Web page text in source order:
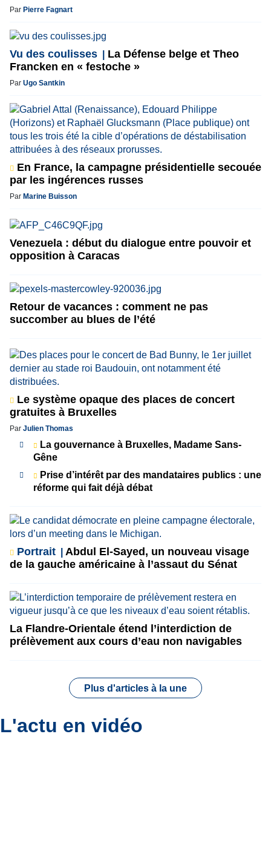
Par Pierre Fagnart
Vu des coulisses
La Défense belge et Theo
Francken en « festoche »
Par Ugo Santkin
En France, la campagne présidentielle secouée
par les ingérences russes
Par Marine Buisson
Venezuela : début du dialogue entre pouvoir et
opposition à Caracas
Retour de vacances : comment ne pas
succomber au blues de l’été
Le système opaque des places de concert
gratuites à Bruxelles
Par Julien Thomas
La gouvernance à Bruxelles, Madame Sans-
Gêne
Prise d’intérêt par des mandataires publics : une
réforme qui fait déjà débat
Portrait
Abdul El-Sayed, un nouveau visage
de la gauche américaine à l’assaut du Sénat
La Flandre-Orientale étend l’interdiction de
prélèvement aux cours d’eau non navigables
Plus d'articles à la une
L'actu en vidéo